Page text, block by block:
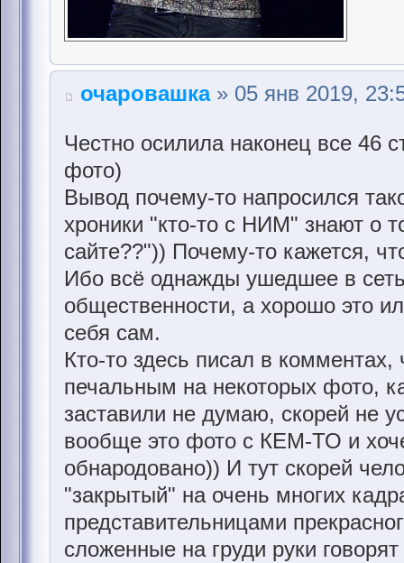
очаровашка» 05 янв 2019,
Честно осилила наконец все 46
фото)
Вывод почему-то напросился
хроники "кто-то с НИМ" знают о
сайте??")) Почему-то кажется,
Ибо всё однажды ушедшее в
общественности, а хорошо это
себя сам.
Кто-то здесь писал в
печальным на некоторых фото,
заставили не думаю, скорей не
вообще это фото с КЕМ-ТО и
обнародовано)) И тут скорей
"закрытый" на очень многих
представительницами
сложенные на груди руки